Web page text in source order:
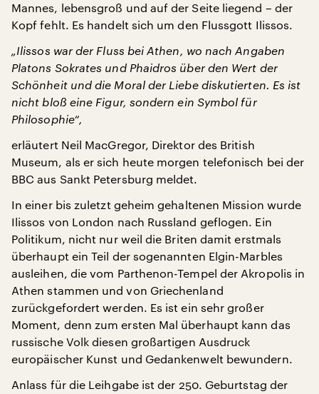
Mannes, lebensgroß und auf der Seite liegend – der
Kopf fehlt. Es handelt sich um den Flussgott Ilissos.
„Ilissos war der Fluss bei Athen, wo nach Angaben
Platons Sokrates und Phaidros über den Wert der
Schönheit und die Moral der Liebe diskutierten. Es ist
nicht bloß eine Figur, sondern ein Symbol für
Philosophie“,
erläutert Neil MacGregor, Direktor des British
Museum, als er sich heute morgen telefonisch bei der
BBC aus Sankt Petersburg meldet.
In einer bis zuletzt geheim gehaltenen Mission wurde
Ilissos von London nach Russland geflogen. Ein
Politikum, nicht nur weil die Briten damit erstmals
überhaupt ein Teil der sogenannten Elgin-Marbles
ausleihen, die vom Parthenon-Tempel der Akropolis in
Athen stammen und von Griechenland
zurückgefordert werden. Es ist ein sehr großer
Moment, denn zum ersten Mal überhaupt kann das
russische Volk diesen großartigen Ausdruck
europäischer Kunst und Gedankenwelt bewundern.
Anlass für die Leihgabe ist der 250. Geburtstag der